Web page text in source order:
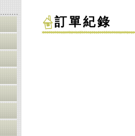
訂單紀錄